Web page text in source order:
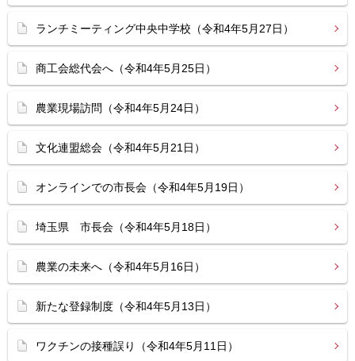
ランチミーティング中央中学校（令和4年5月27日）
商工会総代会へ（令和4年5月25日）
農業現場訪問（令和4年5月24日）
文化連盟総会（令和4年5月21日）
オンラインでの市長会（令和4年5月19日）
埼玉県 市長会（令和4年5月18日）
農業の未来へ（令和4年5月16日）
新たな登録制度（令和4年5月13日）
ワクチンの接種誤り（令和4年5月11日）